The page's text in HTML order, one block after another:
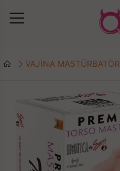
VAJİNA MASTÜRBATÖR